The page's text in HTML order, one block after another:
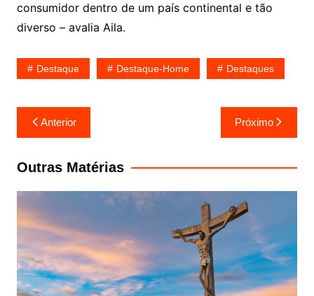
consumidor dentro de um país continental e tão
diverso – avalia Aila.
Destaque Destaque-Home Destaques
Navegação
de
Post
Anterior Próximo
Outras Matérias